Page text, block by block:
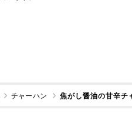
チャーハン 焦がし醤油の甘辛チ